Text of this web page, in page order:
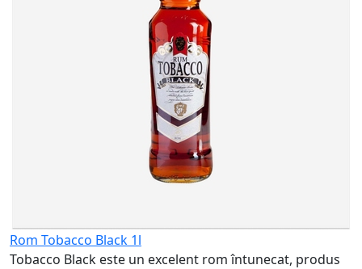
Rom Tobacco Black 1l
Tobacco Black este un excelent rom întunecat, produs